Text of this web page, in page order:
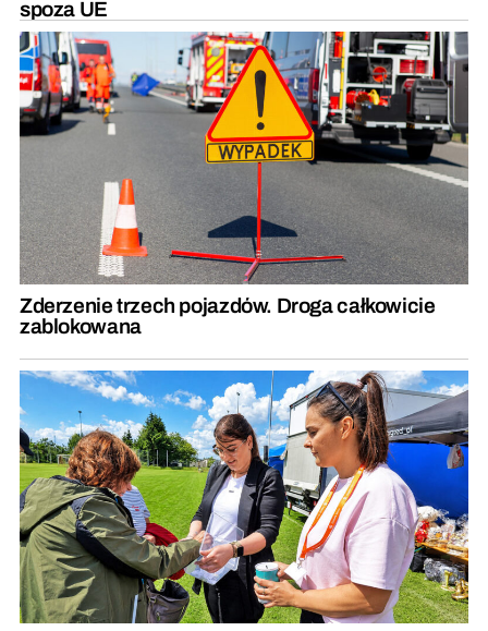
spoza UE
Zderzenie trzech pojazdów. Droga całkowicie
zablokowana